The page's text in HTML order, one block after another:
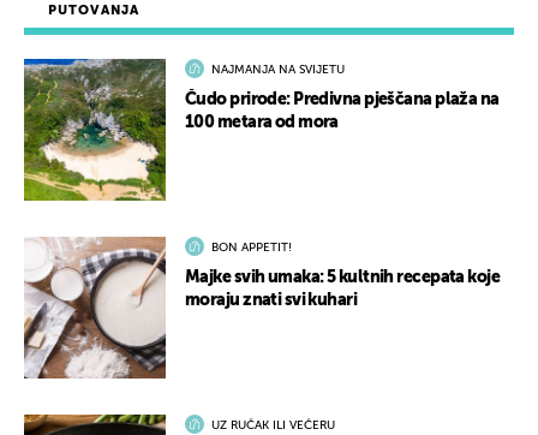
PUTOVANJA
NAJMANJA NA SVIJETU
Čudo prirode: Predivna pješčana plaža na
100 metara od mora
BON APPETIT!
Majke svih umaka: 5 kultnih recepata koje
moraju znati svi kuhari
UZ RUČAK ILI VEČERU